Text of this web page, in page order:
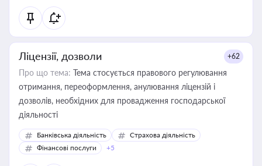
Ліцензії, дозволи +62
Про що тема: Тема стосується правового регулювання
отримання, переоформлення, анулювання ліцензій і
дозволів, необхідних для провадження господарської
діяльності
Банківська діяльність
Страхова діяльність
Фінансові послуги
+5